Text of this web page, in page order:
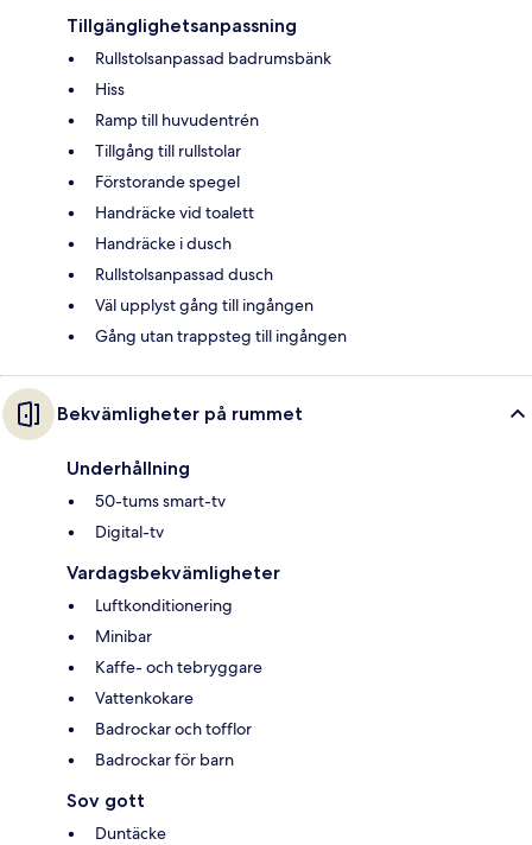
Tillgänglighetsanpassning
Rullstolsanpassad badrumsbänk
Hiss
Ramp till huvudentrén
Tillgång till rullstolar
Förstorande spegel
Handräcke vid toalett
Handräcke i dusch
Rullstolsanpassad dusch
Väl upplyst gång till ingången
Gång utan trappsteg till ingången
Bekvämligheter på rummet
Underhållning
50-tums smart-tv
Digital-tv
Vardagsbekvämligheter
Luftkonditionering
Minibar
Kaffe- och tebryggare
Vattenkokare
Badrockar och tofflor
Badrockar för barn
Sov gott
Duntäcke